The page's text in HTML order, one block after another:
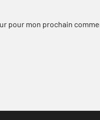
pour mon prochain